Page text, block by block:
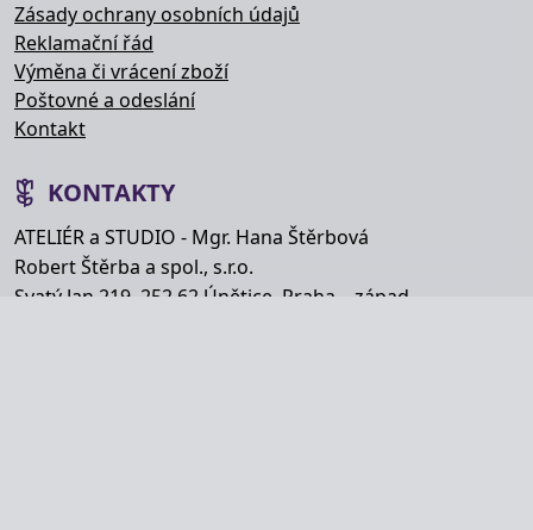
Zásady ochrany osobních údajů
Reklamační řád
Výměna či vrácení zboží
Poštovné a odeslání
Kontakt
KONTAKTY
ATELIÉR a STUDIO - Mgr. Hana Štěrbová
Robert Štěrba a spol., s.r.o.
Svatý Jan 219, 252 62 Únětice, Praha – západ